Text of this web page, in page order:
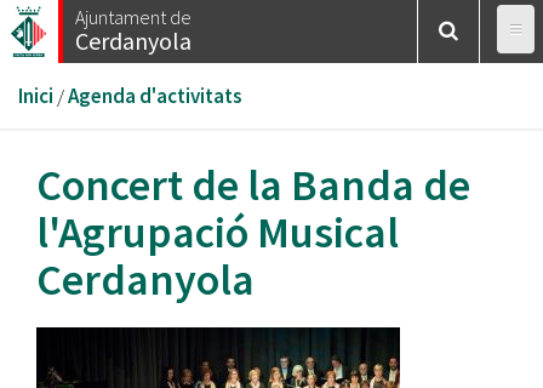
Vés
al
Ajuntament de
Cerdanyola
Esteu
aquí
Inici /Agenda d'activitats
Concert de la Banda de
l'Agrupació Musical
Cerdanyola